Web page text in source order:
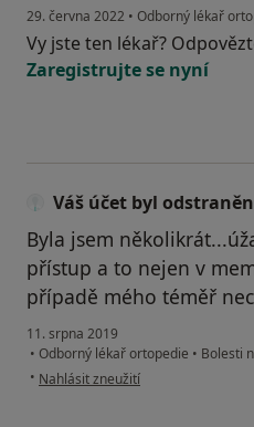
29. června 2022 • Odborný lékař
Vy jste ten lékař?
Zaregistrujte se nyní
Váš účet byl odstraněn
Byla jsem
přístup a to nejen v
případě mého téměř
11. srpna 2019
• Odborný lékař ortopedie • Bolesti
• podle názoru uživatele Váš účet byl
Nahlásit zneužití